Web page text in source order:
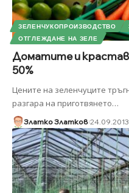
ЗЕЛЕНЧУКОПРОИЗВОДСТВО
ОТГЛЕЖДАНЕ НА ЗЕЛЕ
Доматите и
50%
Цените на зеленчуците
разгара на приготвянето…
Златко Златков 24.09.2013